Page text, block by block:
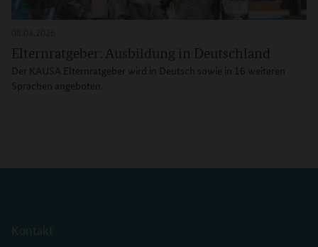
Elternratgeber: Ausbildung in Deutschland
08.04.2026
Der KAUSA Elternratgeber wird in Deutsch sowie in 16 weiteren
Sprachen angeboten.
Kontakt